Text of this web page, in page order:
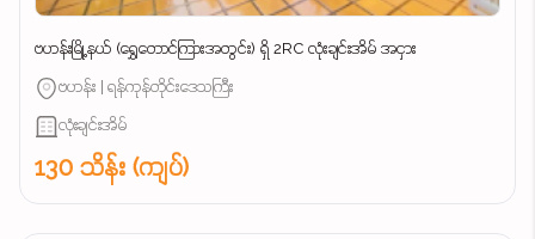
ဗဟန်းမြို့နယ် (ရွှေတောင်ကြားအတွင်း) ရှိ 2RC လုံးချင်းအိမ် အငှား
ဗဟန်း | ရန်ကုန်တိုင်းဒေသကြီး
လုံးချင်းအိမ်
130 သိန်း (ကျပ်)